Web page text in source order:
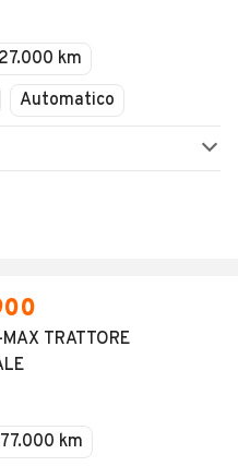
km
Automatico
TRATTORE
km